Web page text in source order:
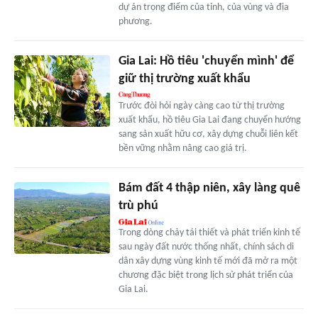
dự án trọng điểm của tỉnh, của vùng và địa
phương.
Gia Lai: Hồ tiêu 'chuyển mình' để
giữ thị trường xuất khẩu
Trước đòi hỏi ngày càng cao từ thị trường
xuất khẩu, hồ tiêu Gia Lai đang chuyển hướng
sang sản xuất hữu cơ, xây dựng chuỗi liên kết
bền vững nhằm nâng cao giá trị.
Bám đất 4 thập niên, xây làng quê
trù phú
Trong dòng chảy tái thiết và phát triển kinh tế
sau ngày đất nước thống nhất, chính sách di
dân xây dựng vùng kinh tế mới đã mở ra một
chương đặc biệt trong lịch sử phát triển của
Gia Lai.